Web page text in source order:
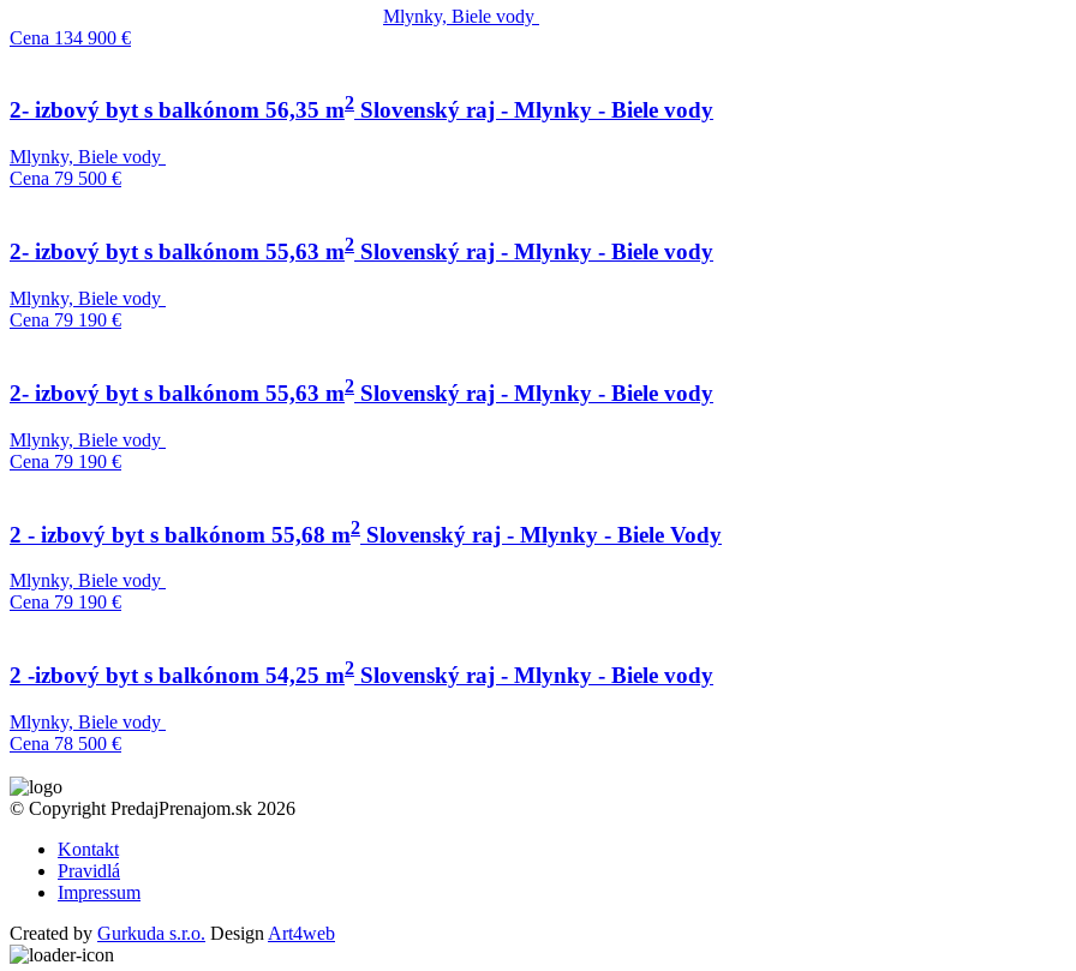
Mlynky, Biele vody
Cena 134 900 €
2- izbový byt s balkónom 56,35 m2 Slovenský raj - Mlynky - Biele vody
Mlynky, Biele vody
Cena 79 500 €
2- izbový byt s balkónom 55,63 m2 Slovenský raj - Mlynky - Biele vody
Mlynky, Biele vody
Cena 79 190 €
2- izbový byt s balkónom 55,63 m2 Slovenský raj - Mlynky - Biele vody
Mlynky, Biele vody
Cena 79 190 €
2 - izbový byt s balkónom 55,68 m2 Slovenský raj - Mlynky - Biele Vody
Mlynky, Biele vody
Cena 79 190 €
2 -izbový byt s balkónom 54,25 m2 Slovenský raj - Mlynky - Biele vody
Mlynky, Biele vody
Cena 78 500 €
© Copyright PredajPrenajom.sk 2026
Kontakt
Pravidlá
Impressum
Created by Gurkuda s.r.o. Design Art4web